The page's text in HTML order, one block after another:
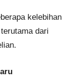
kelebihan
dari